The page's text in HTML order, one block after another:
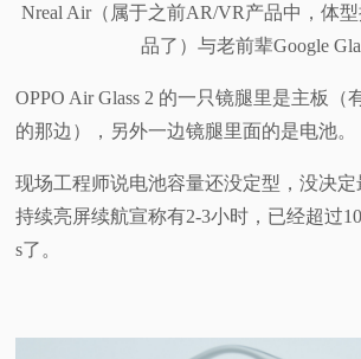
Nreal Air（属于之前AR/VR产品中，体
品了）与老前辈Google
OPPO Air Glass 2 的一只镜腿里是主板（
的那边），另外一边镜腿里面的是电池。
现场工程师说电池容量还没定型，没决
持续亮屏续航宣称有2-3小时，已经超过
s了。